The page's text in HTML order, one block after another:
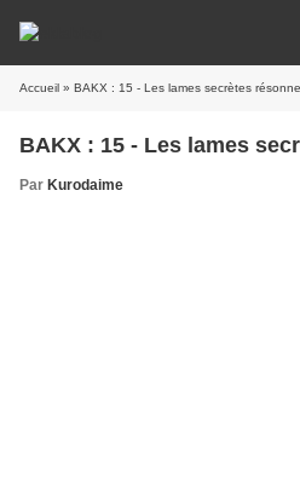
Accueil » BAKX : 15 - Les lames secrètes
BAKX : 15 - Les lames
Par Kurodaime